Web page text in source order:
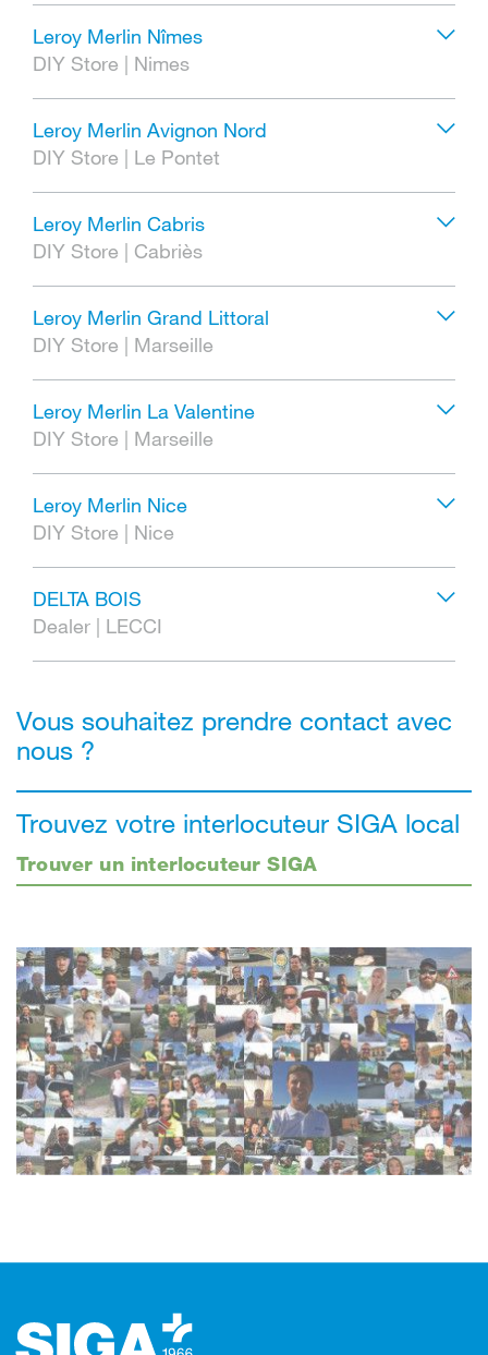
Leroy Merlin Nîmes
DIY Store | Nimes
Leroy Merlin Avignon Nord
DIY Store | Le Pontet
Leroy Merlin Cabris
DIY Store | Cabriès
Leroy Merlin Grand Littoral
DIY Store | Marseille
Leroy Merlin La Valentine
DIY Store | Marseille
Leroy Merlin Nice
DIY Store | Nice
DELTA BOIS
Dealer | LECCI
Vous souhaitez prendre contact avec
nous ?
Trouvez votre interlocuteur SIGA local
Trouver un interlocuteur SIGA